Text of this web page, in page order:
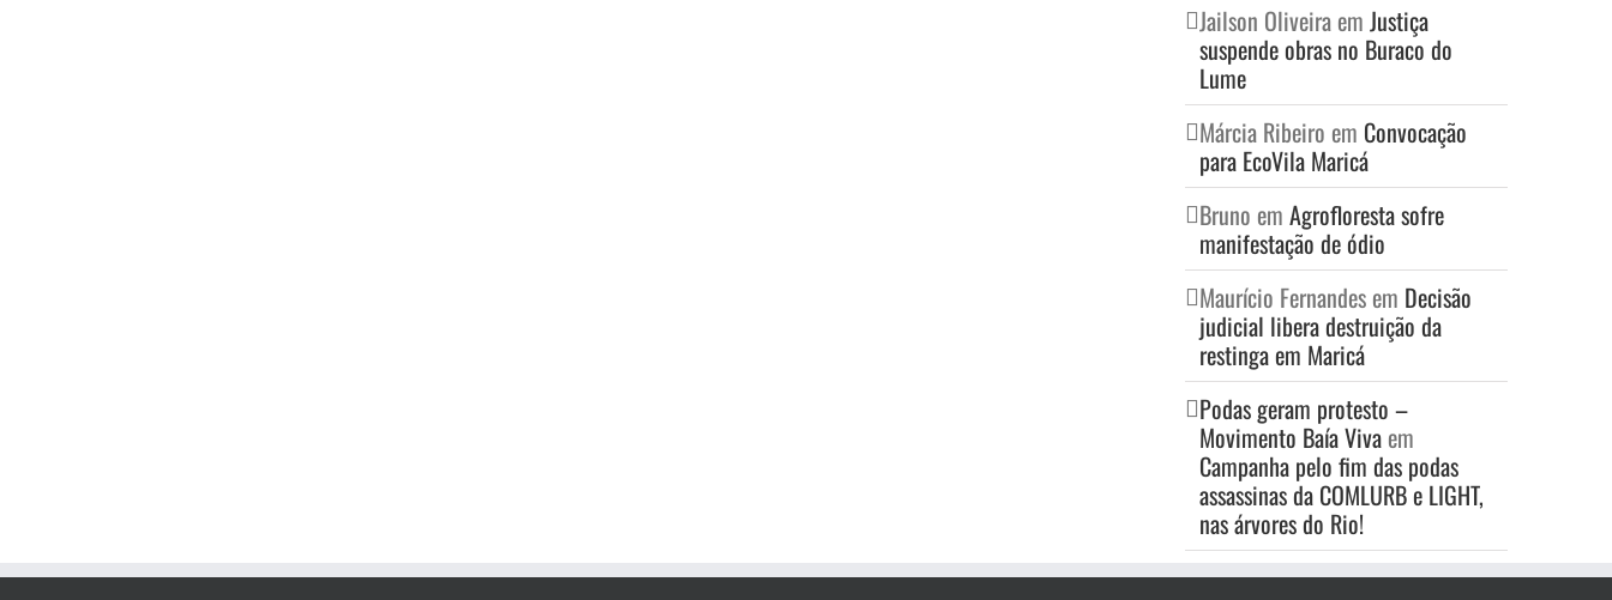
Jailson Oliveiraem Justiça
suspende obras no Buraco do
Lume
Márcia Ribeiro em Convocação
para EcoVila Maricá
Bruno em Agrofloresta sofre
manifestação de ódio
Maurício Fernandesem Decisão
judicial libera destruição da
restinga em Maricá
Podas geram protesto –
Movimento Baía Vivaem
Campanha pelo fim das podas
assassinas da COMLURB e LIGHT,
nas árvores do Rio!